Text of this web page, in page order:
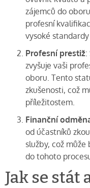
zájemců do
profesní
vysoké
Profesní prestiž:
zvyšuje vaši
oboru. Tento
zkušenosti, což
příležitostem.
Finanční
od účastníků
služby, což
do tohoto
Jak se stát